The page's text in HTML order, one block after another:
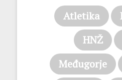
Atletika
HNŽ
Međugorje